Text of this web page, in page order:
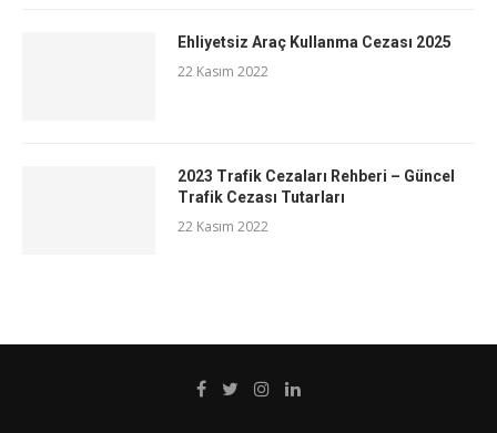
Ehliyetsiz Araç Kullanma Cezası 2025
22 Kasım 2022
2023 Trafik Cezaları Rehberi – Güncel
Trafik Cezası Tutarları
22 Kasım 2022